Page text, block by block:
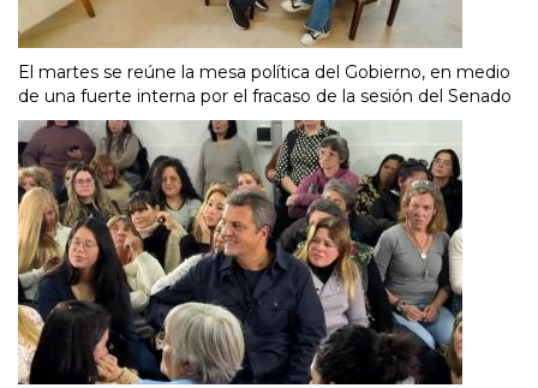
El martes se reúne la mesa política del Gobierno, en medio
de una fuerte interna por el fracaso de la sesión del Senado